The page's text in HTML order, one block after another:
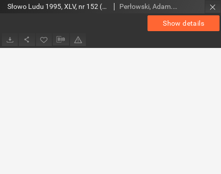
Show details
Słowo Ludu 1995, XLV, nr 152 (Nad Wisłą i Kamienną) Perłowski, Adam. Red.